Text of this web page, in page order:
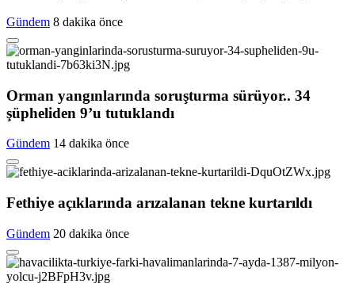
Gündem 8 dakika önce
Orman yangınlarında soruşturma sürüyor.. 34
şüpheliden 9’u tutuklandı
Gündem 14 dakika önce
Fethiye açıklarında arızalanan tekne kurtarıldı
Gündem 20 dakika önce